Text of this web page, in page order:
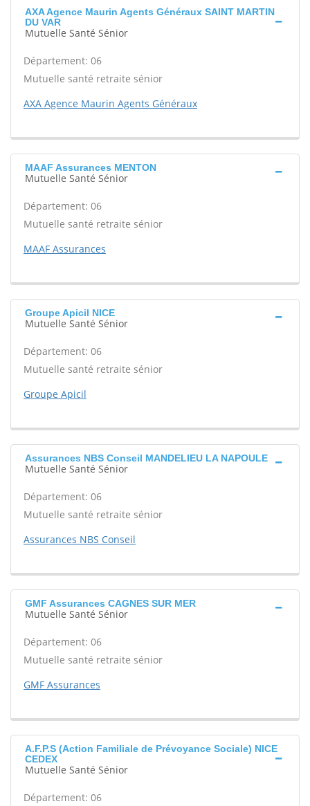
AXA Agence Maurin Agents Généraux SAINT MARTIN
DU VAR
Mutuelle Santé Sénior
Département: 06
Mutuelle santé retraite sénior
AXA Agence Maurin Agents Généraux
MAAF Assurances MENTON
Mutuelle Santé Sénior
Département: 06
Mutuelle santé retraite sénior
MAAF Assurances
Groupe Apicil NICE
Mutuelle Santé Sénior
Département: 06
Mutuelle santé retraite sénior
Groupe Apicil
Assurances NBS Conseil MANDELIEU LA NAPOULE
Mutuelle Santé Sénior
Département: 06
Mutuelle santé retraite sénior
Assurances NBS Conseil
GMF Assurances CAGNES SUR MER
Mutuelle Santé Sénior
Département: 06
Mutuelle santé retraite sénior
GMF Assurances
A.F.P.S (Action Familiale de Prévoyance Sociale) NICE
CEDEX
Mutuelle Santé Sénior
Département: 06